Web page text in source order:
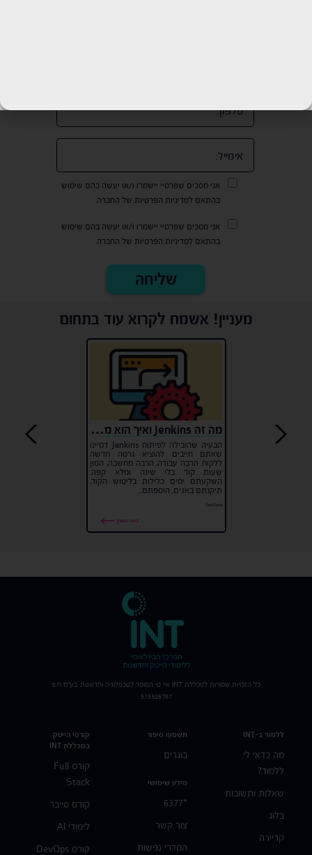
אני מסכים שפרטיי יישמרו ו/או יעשה בהם שימוש
בהתאם למדיניות הפרטיות של החברה.
אני מסכים שפרטיי יישמרו ו/או יעשה בהם שימוש
בהתאם למדיניות הפרטיות של החברה.
מעניין! אשמח לקרוא עוד בתחום
מה זה Jenkins ואיך הוא משנה את עולם הפיתוח?
הבעיה שהובילה לפיתוח Jenkins דמיינו
שאתם חייבים להוציא גרסה חדשה
ללקוח. הרבה עבודה, הרבה מחשבה, המון
שעות קוד בלי שינה ומלא קפה.
השקעתם ימים כלילות בליטוש הקוד,
תיקנתם באגים, הוספתם...
#DevOps
בואו נמשיך
ללמוד ב-INT
מה כדאי לי
ללמוד?
שאלות ותשובות
בלוג
קריירה
תשמעו סיפור
בוגרים
מידע שימושי
*6377
צור קשר
הסדרי נגישות
קורסי הייטק
במכללת INT
קורס Full
Stack
קורס סייבר
לימודי AI
קורס DevOps
כל הזכויות שמורות למכללת INT איי טי המוסד לטכנולוגיה וחדשנות בע"מ ח.פ
515326767